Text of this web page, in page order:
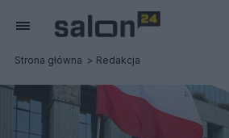
Strona główna Redakcja